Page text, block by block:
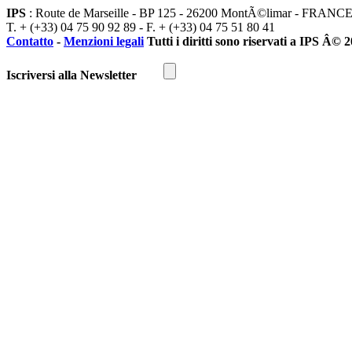
IPS : Route de Marseille - BP 125 - 26200 MontÃ©limar - FRANCE
T. + (+33) 04 75 90 92 89 - F. + (+33) 04 75 51 80 41
Contatto - Menzioni legali Tutti i diritti sono riservati a IPS Â©
Iscriversi alla Newsletter